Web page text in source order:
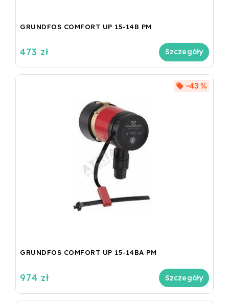
GRUNDFOS COMFORT UP 15-14B PM
473 zł Szczegóły
GRUNDFOS COMFORT UP 15-14BA PM
–43 %
974 zł Szczegóły